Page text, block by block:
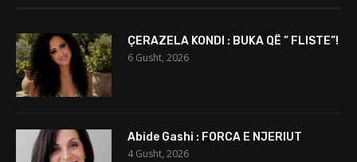
ÇERAZELA KONDI : BUKA QË ” FLISTE”!
6 Gusht, 2026
Abide Gashi : FORCA E NJERIUT
4 Gusht, 2026